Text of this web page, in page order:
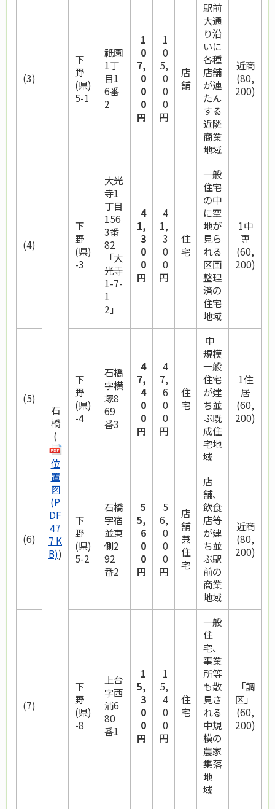
(3)
下
野
(県)
5-1
祇園
1丁
目1
6番
2
1
0
7,
0
0
0
円
1
0
5,
0
0
0
円
店
舗
駅前
大通
り沿
いに
各種
店舗
が連
たん
する
近隣
商業
地域
近商
(80,
200)
(4)
石
橋
(
位
置
図
(P
DF
47
7 K
B))
下
野
(県)
-3
大光
寺1
丁目
156
3番
82
「大
光寺
1-7-
1
2」
4
1,
3
0
0
円
4
1,
3
0
0
円
住
宅
一般
住宅
の中
に空
地が
見ら
れる
区画
整理
済の
住宅
地域
1中
専
(60,
200)
(5)
下
野
(県)
-4
石橋
字横
塚8
69
番3
4
7,
4
0
0
円
4
7,
6
0
0
円
住
宅
中
規模
一般
住宅
が建
ち並
ぶ既
成住
宅地
域
1住
居
(60,
200)
(6)
下
野
(県)
5-2
石橋
字宿
並東
側2
92
番2
5
5,
6
0
0
円
5
6,
0
0
0
円
店
舗
兼
住
宅
店
舗、
飲食
店等
が建
ち並
ぶ駅
前の
商業
地域
近商
(80,
200)
(7)
下
野
(県)
-8
上台
字西
浦6
80
番1
1
5,
3
0
0
円
1
5,
4
0
0
円
住
宅
一般
住
宅、
事業
所等
も散
見さ
れる
中規
模の
農家
集落
地
域
「調
区」
(60,
200)